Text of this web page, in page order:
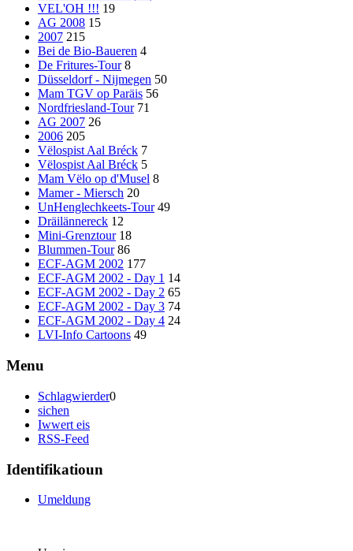
VEL'OH !!! 19
AG 2008 15
2007 215
Bei de Bio-Baueren 4
De Fritures-Tour 8
Düsseldorf - Nijmegen 50
Mam TGV op Paräis 56
Nordfriesland-Tour 71
AG 2007 26
2006 205
Vëlospist Aal Bréck 7
Vëlospist Aal Bréck 5
Mam Vëlo op d'Musel 8
Mamer - Miersch 20
UnHenglechkeets-Tour 49
Dräilännereck 12
Mini-Grenztour 18
Blummen-Tour 86
ECF-AGM 2002 177
ECF-AGM 2002 - Day 1 14
ECF-AGM 2002 - Day 2 65
ECF-AGM 2002 - Day 3 74
ECF-AGM 2002 - Day 4 24
LVI-Info Cartoons 49
Menu
Schlagwierder0
sichen
Iwwert eis
RSS-Feed
Identifikatioun
Umeldung